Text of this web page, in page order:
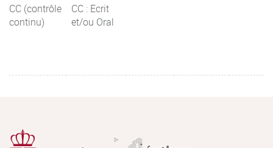
CC (contrôle
continu)
CC : Ecrit
et/ou Oral